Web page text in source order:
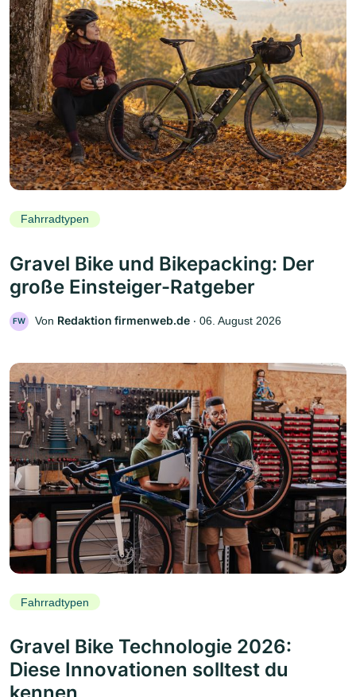
Fahrradtypen
Gravel Bike und Bikepacking: Der
große Einsteiger-Ratgeber
FW Von Redaktion firmenweb.de ‧ 06. August 2026
Fahrradtypen
Gravel Bike Technologie 2026:
Diese Innovationen solltest du